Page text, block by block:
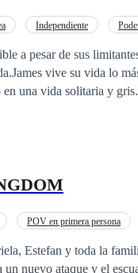
Independiente
a pesar de sus
vive su vida lo
una vida solitaria y
lugar. No puede ser tan
POV en primera persona
nuevo ataque y el